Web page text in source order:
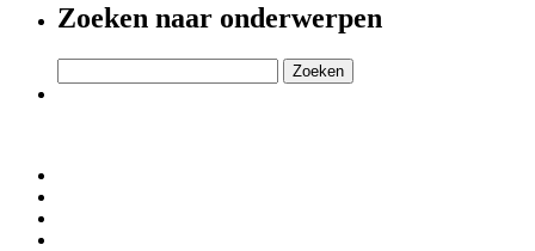
Zoeken naar onderwerpen
naar: